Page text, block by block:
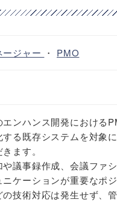
ジャー ・ PMO
ンハンス開発における
る既存システムを対象
ます。
議事録作成、会議ファ
ケーションが重要なポジ
技術対応は発生せず、